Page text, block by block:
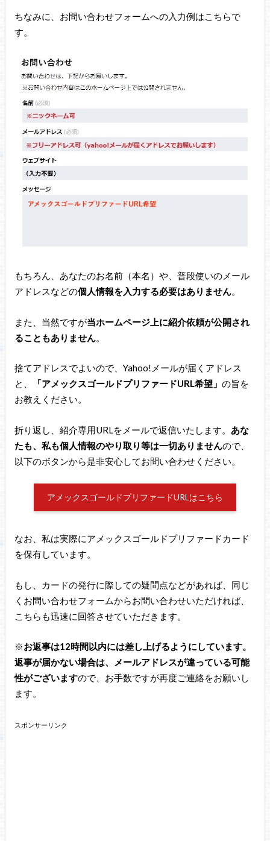
ちなみに、お問い合わせフォームへの入力例はこちらで
す。
もちろん、あなたのお名前（本名）や、普段使いのメール
アドレスなどの個人情報を入力する必要はありません。
また、当然ですが当ホームページ上に紹介依頼が公開され
ることもありません。
捨てアドレスでよいので、Yahoo!メールが届くアドレス
と、
「アメックスゴールドプリファードURL希望」 の旨を
お教えください。
折り返し、紹介専用URLをメールで返信いたします。 あな
たも、私も個人情報のやり取り等は一切ありませんので、
以下のボタンから是非安心してお問い合わせください。
アメックスゴールドプリファードURLはこちら
なお、私は実際にアメックスゴールドプリファードカード
を保有しています。
もし、カードの発行に際しての疑問点などがあれば、同じ
くお問い合わせフォームからお問い合わせいただければ、
こちらも迅速に回答させていただきます。
※お返事は12時間以内には差し上げるようにしています。
返事が届かない場合は、メールアドレスが違っている可能
性がございますので、お手数ですが再度ご連絡をお願いし
ます。
スポンサーリンク